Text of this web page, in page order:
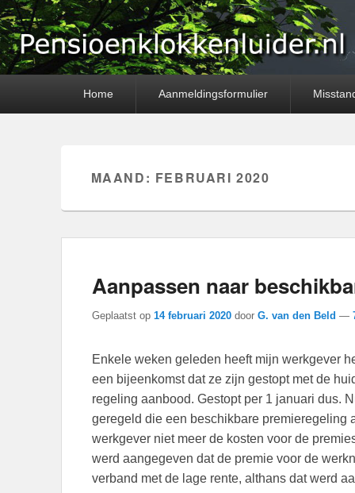
Home Aanmeldingsformulier
MAAND: FEBRUARI 2020
Aanpassen naar
Geplaatst op 14 februari 2020 door G. van den Beld —
Enkele weken geleden heeft mijn werkgever
een bijeenkomst dat ze zijn gestopt met de
regeling aanbood. Gestopt per 1 januari dus.
geregeld die een beschikbare premieregeling
werkgever niet meer de kosten voor de
werd aangegeven dat de premie voor de
verband met de lage rente, althans dat werd